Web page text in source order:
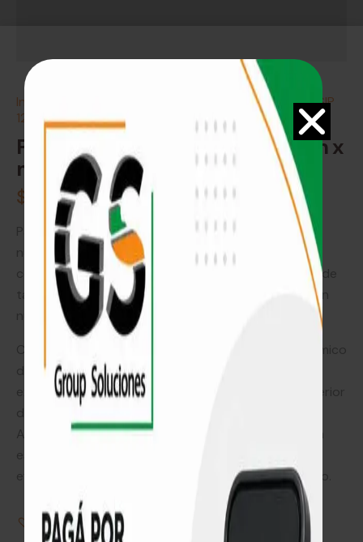
Inicio
Panel de construcción SIP
120mm x m²
Panel de construcción SIP 120mm x
m²
$ 2.020
Para construir paredes, techos o pisos, el OSB con
núcleo aislante EPS es una excelente opción a
considerar. Estos paneles SIP son una combinación de
tableros de virutas de madera orientadas (OSB) y un
núcleo aislante de poliestireno expandido (EPS).
de WJ(mk)0.040, estos paneles proporcionan un
excelente aislamiento térmico para mantener el interior
de tu edificio confortable durante todo el año.
Además, con un espesor de aislación de 70mm y un
efectivos para reducir la transmisión de calor y ruido.
Agregar a Favoritos